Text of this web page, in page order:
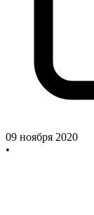
09 ноября 2020
•